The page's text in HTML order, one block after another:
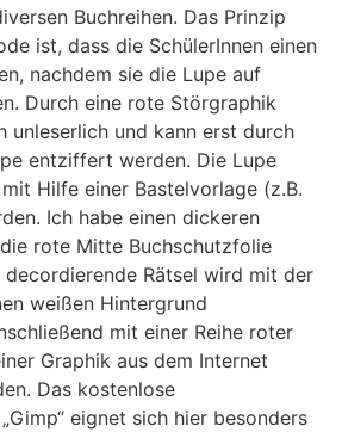
Buchreihen. Das Prinzip
ist, dass die SchülerInnen einen
nachdem sie die Lupe auf
Durch eine rote Störgraphik
unleserlich und kann erst durch
entziffert werden. Die Lupe
Hilfe einer Bastelvorlage (z.B.
Ich habe einen dickeren
rote Mitte Buchschutzfolie
Rätsel wird mit der
weißen Hintergrund
mit einer Reihe roter
Graphik aus dem Internet
Das kostenlose
eignet sich hier besonders